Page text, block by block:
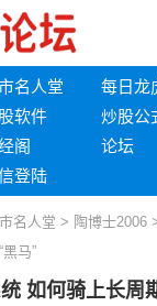
名人堂 每日龙
软件 炒股公
阁 论坛
登陆
名人堂 > 陶博士2006
马”
如何骑上长周